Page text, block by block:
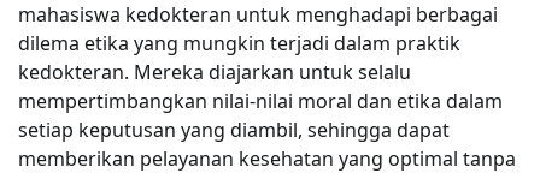
mahasiswa kedokteran untuk menghadapi berbagai
dilema etika yang mungkin terjadi dalam praktik
kedokteran. Mereka diajarkan untuk selalu
mempertimbangkan nilai-nilai moral dan etika dalam
setiap keputusan yang diambil, sehingga dapat
memberikan pelayanan kesehatan yang optimal tanpa